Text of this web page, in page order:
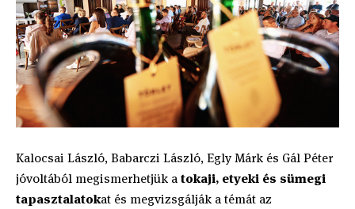
Kalocsai László, Babarczi László, Egly Márk és Gál Péter
jóvoltából megismerhetjük atokaji, etyeki és sümegi
tapasztalatokat és megvizsgálják a témát az